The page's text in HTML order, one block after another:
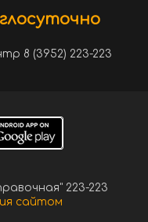
8 (3952) 223-223
223-223
сайтом